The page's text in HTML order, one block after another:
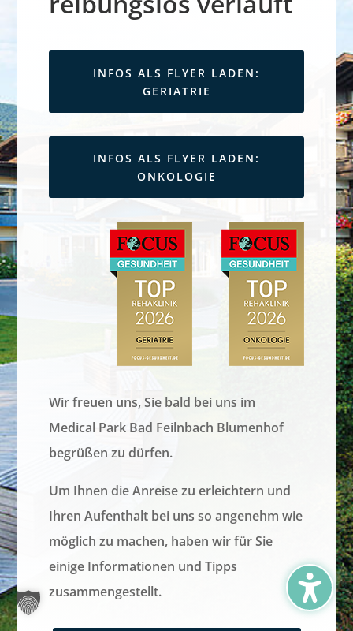
INFOS ALS FLYER LADEN:
GERIATRIE
INFOS ALS FLYER LADEN:
ONKOLOGIE
Wir freuen uns, Sie bald bei uns im
Medical Park Bad Feilnbach Blumenhof
begrüßen zu dürfen.
Um Ihnendie Anreise zu erleichtern und
IhrenAufenthalt bei uns soangenehm wie
möglich zu machen, haben wir für Sie
einige Informationen undTipps
zusammengestellt.